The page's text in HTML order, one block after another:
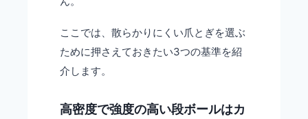
ここでは、散らかりにくい爪とぎを選ぶ
ために押さえておきたい3つの基準を紹
介します。
高密度で強度の高い段ボールはカ